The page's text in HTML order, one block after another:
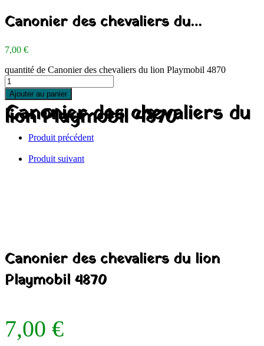
Canonier des chevaliers du…
7,00 €
quantité de Canonier des chevaliers du lion Playmobil 4870
Ajouter au panier
Canonier des chevaliers du
lion Playmobil 4870
Produit précédent
Produit suivant
Canonier des chevaliers du lion
Playmobil 4870
7,00 €